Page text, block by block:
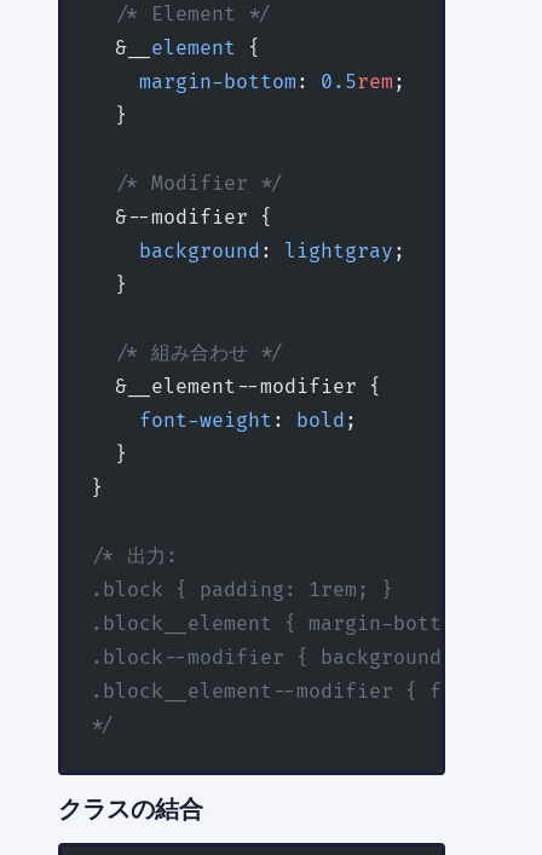
  /* Element */
  &__
element {
    margin-bottom
: 0.5rem ;
  }
  /* Modifier */
  &--modifier {
    background
: lightgray ;
  }
  /* 組み合わせ */
  &__element--modifier {
    font-weight
: bold ;
  }
}
/* 出力:
.block { padding: 1rem; }
.block__element { margin-bottom:
.block--modifier { background:
.block__element--modifier { font-
*/
クラスの結合